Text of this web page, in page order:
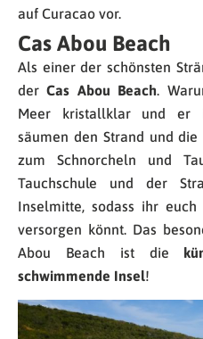
auf Curacao vor.
Cas Abou Beach
Als einer der schönsten
derCas Abou Beach.
Meer kristallklar und er
säumen den Strand und
zum Schnorcheln und
Tauchschule und der
Inselmitte, sodass ihr
versorgen könnt. Das
Abou Beach ist die
schwimmende Insel!